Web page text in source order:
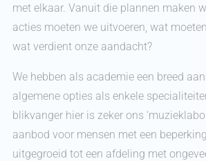
met elkaar. Vanuit die plannen maken
acties moeten we uitvoeren, wat
wat verdient onze aandacht?
We hebben als academie een breed
algemene opties als enkele
blikvanger hier is zeker ons
aanbod voor mensen met een
uitgegroeid tot een afdeling met